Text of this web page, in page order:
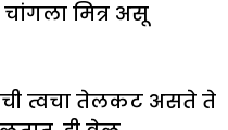
चांगला मित्र असू
त्वचा तेलकट असते ते